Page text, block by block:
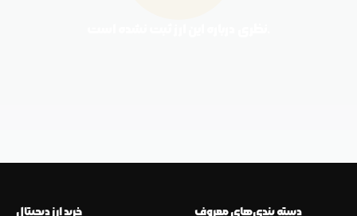
خرید ارز دیجیتال دسته بندی‌های معروف